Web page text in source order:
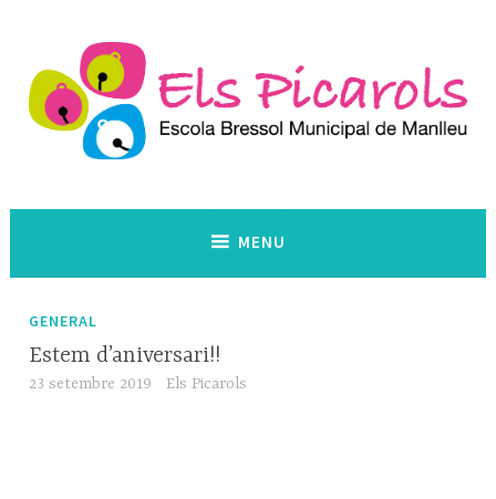
content
MENU
GENERAL
Estem d’aniversari!!
23 setembre 2019 Els Picarols